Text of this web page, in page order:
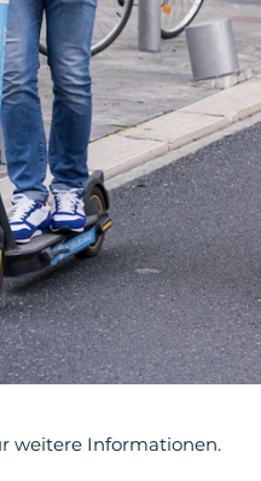
weitere Informationen.